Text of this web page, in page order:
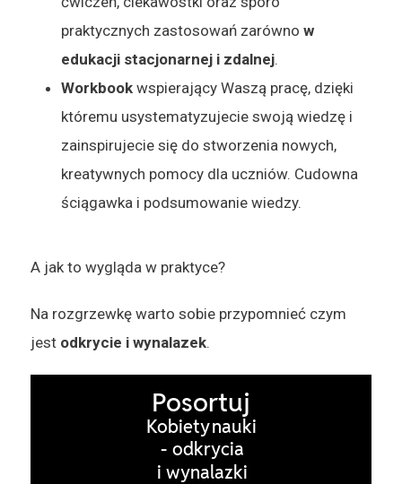
praktycznych zastosowań zarówno w
edukacji stacjonarnej i zdalnej.
Workbook wspierający Waszą pracę, dzięki
któremu usystematyzujecie swoją wiedzę i
zainspirujecie się do stworzenia nowych,
kreatywnych pomocy dla uczniów. Cudowna
ściągawka i podsumowanie wiedzy.
A jak to wygląda w praktyce?
Na rozgrzewkę warto sobie przypomnieć czym
jest odkrycie i wynalazek.